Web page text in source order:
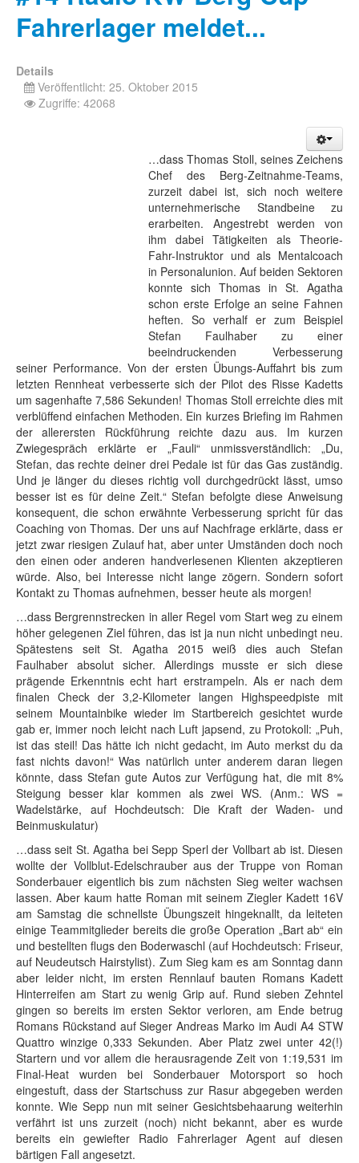
Fahrerlager meldet...
Details
Veröffentlicht: 25. Oktober 2015
Zugriffe: 42068
…dass Thomas Stoll, seines Zeichens
Chef des Berg-Zeitnahme-Teams,
zurzeit dabei ist, sich noch weitere
unternehmerische Standbeine zu
erarbeiten. Angestrebt werden von
ihm dabei Tätigkeiten als Theorie-
Fahr-Instruktor und als Mentalcoach
in Personalunion. Auf beiden Sektoren
konnte sich Thomas in St. Agatha
schon erste Erfolge an seine Fahnen
heften. So verhalf er zum Beispiel
Stefan Faulhaber zu einer
beeindruckenden Verbesserung
seiner Performance. Von der ersten Übungs-Auffahrt bis zum
letzten Rennheat verbesserte sich der Pilot des Risse Kadetts
um sagenhafte 7,586 Sekunden! Thomas Stoll erreichte dies mit
verblüffend einfachen Methoden. Ein kurzes Briefing im Rahmen
der allerersten Rückführung reichte dazu aus. Im kurzen
Zwiegespräch erklärte er „Fauli“ unmissverständlich: „Du,
Stefan, das rechte deiner drei Pedale ist für das Gas zuständig.
Und je länger du dieses richtig voll durchgedrückt lässt, umso
besser ist es für deine Zeit.“ Stefan befolgte diese Anweisung
konsequent, die schon erwähnte Verbesserung spricht für das
Coaching von Thomas. Der uns auf Nachfrage erklärte, dass er
jetzt zwar riesigen Zulauf hat, aber unter Umständen doch noch
den einen oder anderen handverlesenen Klienten akzeptieren
würde. Also, bei Interesse nicht lange zögern. Sondern sofort
Kontakt zu Thomas aufnehmen, besser heute als morgen!
…dass Bergrennstrecken in aller Regel vom Start weg zu einem
höher gelegenen Ziel führen, das ist ja nun nicht unbedingt neu.
Spätestens seit St. Agatha 2015 weiß dies auch Stefan
Faulhaber absolut sicher. Allerdings musste er sich diese
prägende Erkenntnis echt hart erstrampeln. Als er nach dem
finalen Check der 3,2-Kilometer langen Highspeedpiste mit
seinem Mountainbike wieder im Startbereich gesichtet wurde
gab er, immer noch leicht nach Luft japsend, zu Protokoll: „Puh,
ist das steil! Das hätte ich nicht gedacht, im Auto merkst du da
fast nichts davon!“ Was natürlich unter anderem daran liegen
könnte, dass Stefan gute Autos zur Verfügung hat, die mit 8%
Steigung besser klar kommen als zwei WS. (Anm.: WS =
Wadelstärke, auf Hochdeutsch: Die Kraft der Waden- und
Beinmuskulatur)
…dass seit St. Agatha bei Sepp Sperl der Vollbart ab ist. Diesen
wollte der Vollblut-Edelschrauber aus der Truppe von Roman
Sonderbauer eigentlich bis zum nächsten Sieg weiter wachsen
lassen. Aber kaum hatte Roman mit seinem Ziegler Kadett 16V
am Samstag die schnellste Übungszeit hingeknallt, da leiteten
einige Teammitglieder bereits die große Operation „Bart ab“ ein
und bestellten flugs den Boderwaschl (auf Hochdeutsch: Friseur,
auf Neudeutsch Hairstylist). Zum Sieg kam es am Sonntag dann
aber leider nicht, im ersten Rennlauf bauten Romans Kadett
Hinterreifen am Start zu wenig Grip auf. Rund sieben Zehntel
gingen so bereits im ersten Sektor verloren, am Ende betrug
Romans Rückstand auf Sieger Andreas Marko im Audi A4 STW
Quattro winzige 0,333 Sekunden. Aber Platz zwei unter 42(!)
Startern und vor allem die herausragende Zeit von 1:19,531 im
Final-Heat wurden bei Sonderbauer Motorsport so hoch
eingestuft, dass der Startschuss zur Rasur abgegeben werden
konnte. Wie Sepp nun mit seiner Gesichtsbehaarung weiterhin
verfährt ist uns zurzeit (noch) nicht bekannt, aber es wurde
bereits ein gewiefter Radio Fahrerlager Agent auf diesen
bärtigen Fall angesetzt.